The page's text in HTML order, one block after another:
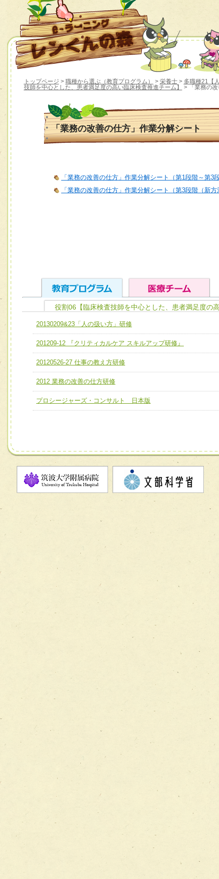
トップページ > 職種から選ぶ（教育プログラム） > 栄養士> 多職種21【
技師を中心とした、患者満足度の高い臨床検査推進チーム】
> 「業務の
「業務の改善の仕方」作業分解シート
「業務の改善の仕方」作業分解シート（第1段階～第3
「業務の改善の仕方」作業分解シート（第3段階（新
ユニット１ 医療人としての基礎能力
全人的医療を実践する医療人として、必要な基礎能力を身
ける
ユニット２ チーム医療構成力
必要に応じて柔軟に医療チームを組織し、強調できる
ユニット３ 多職種連携力
他職種の視点とスキルを学び、相互理解と連携を深める
チーム01【病院内横断的問題解決チーム】
チーム02【地域医療連携推進による高度医療を必要とする
宅患者等支援チーム】
チーム03【癌患者服薬サポートチーム】
チーム04【口腔ケアチーム】
チーム07【病院職員に対する院内感染対策教育チーム】
チーム08【地域関係機関と連携した小児リハビリテーショ
チーム】
チーム09【術前から始める周術期リハビリテーションチー
チーム10【包括的リハビリテーションコンサルテーション
チーム11【摂食・嚥下サポートチーム】
役割06【臨床検査技師を中心とした、患者満足度の
20130209&23「人の扱い方」研修
201209-12 『クリティカルケア スキルアップ研修』
20120526-27 仕事の教え方研修
2012 業務の改善の仕方研修
プロシージャーズ・コンサルト 日本版